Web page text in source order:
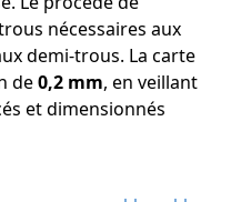
nécessaires aux
demi-trous. La carte
de0,2 mm, en veillant
et dimensionnés